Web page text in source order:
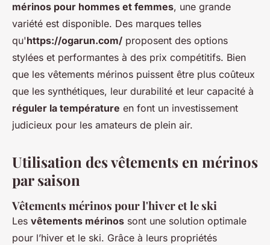
mérinos pour hommes et femmes, une grande
variété est disponible. Des marques telles
qu'https://ogarun.com/ proposent des options
stylées et performantes à des prix compétitifs. Bien
que les vêtements mérinos puissent être plus coûteux
que les synthétiques, leur durabilité et leur capacité à
réguler la température en font un investissement
judicieux pour les amateurs de plein air.
Utilisation des vêtements en mérinos
par saison
Vêtements mérinos pour l'hiver et le ski
Les vêtements mérinos sont une solution optimale
pour l’hiver et le ski. Grâce à leurs propriétés